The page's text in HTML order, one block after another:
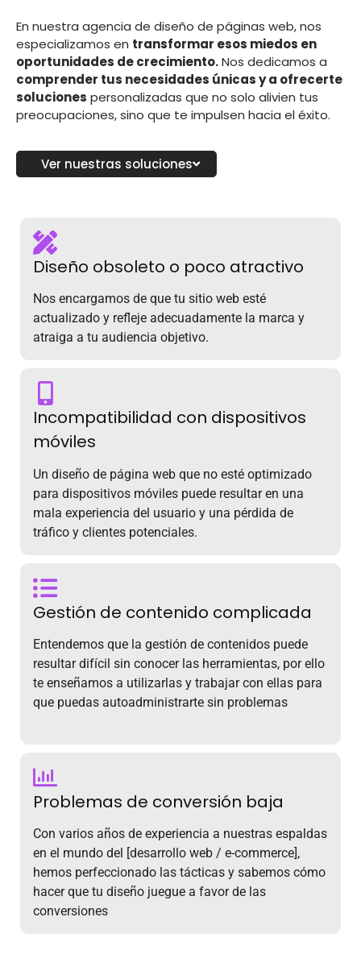
En nuestra agencia de diseño de páginas web, nos
especializamos en transformar esos miedos en
oportunidades de crecimiento.Nos dedicamos a
comprender tus necesidades únicas y a ofrecerte
soluciones personalizadas que no solo alivien tus
preocupaciones, sino que te impulsen hacia el éxito.
Ver nuestras soluciones
Diseño obsoleto o poco atractivo
Nos encargamos de que tu sitio web esté
actualizado y refleje adecuadamente la marca y
atraiga a tu audiencia objetivo.
Incompatibilidad con dispositivos
móviles
Un diseño de página web que no esté optimizado
para dispositivos móviles puede resultar en una
mala experiencia del usuario y una pérdida de
tráfico y clientes potenciales.
Gestión de contenido complicada
Entendemos que la gestión de contenidos puede
resultar difícil sin conocer las herramientas, por ello
te enseñamos a utilizarlas y trabajar con ellas para
que puedas autoadministrarte sin problemas
Problemas de conversión baja
Con varios años de experiencia a nuestras espaldas
en el mundo del [desarrollo web / e-commerce],
hemos perfeccionado las tácticas y sabemos cómo
hacer que tu diseño juegue a favor de las
conversiones